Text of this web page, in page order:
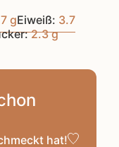
7 gEiweiß: 3.7
2.3 g
hat!